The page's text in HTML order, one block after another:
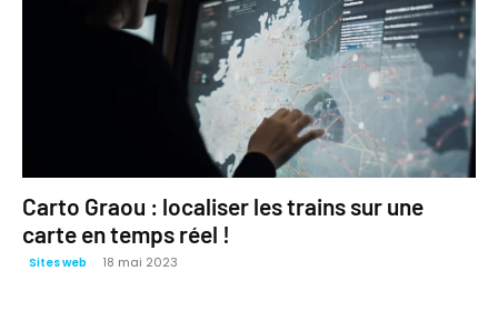
Carto Graou : localiser les trains sur une
carte en temps réel !
Sites web 18 mai 2023